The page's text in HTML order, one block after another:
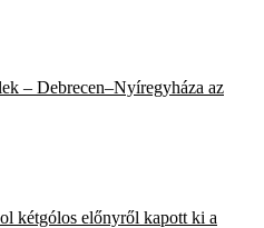
– Debrecen–Nyíregyháza az
kétgólos előnyről kapott ki a